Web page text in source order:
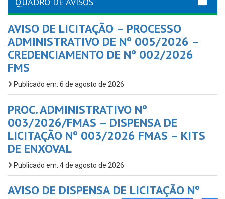
AVISO DE LICITAÇÃO – PROCESSO
ADMINISTRATIVO DE Nº 005/2026 –
CREDENCIAMENTO DE Nº 002/2026
FMS
Publicado em: 6 de agosto de 2026
PROC. ADMINISTRATIVO Nº
003/2026/FMAS – DISPENSA DE
LICITAÇÃO Nº 003/2026 FMAS – KITS
DE ENXOVAL
Publicado em: 4 de agosto de 2026
AVISO DE DISPENSA DE LICITAÇÃO Nº